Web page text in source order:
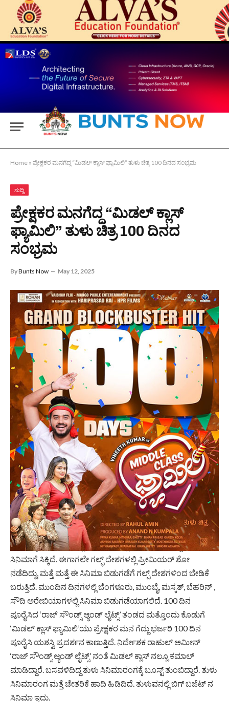
Home » ಪ್ರೇಕ್ಷಕರ ಮನಗೆದ್ದ “ಮಿಡಲ್ ಕ್ಲಾಸ್ ಫ್ಯಾಮಿಲಿ” ತುಳು ಚಿತ್ರ 100 ದಿನದ ಸಂಭ್ರಮ
ಸುದ್ದಿ
ಪ್ರೇಕ್ಷಕರ ಮನಗೆದ್ದ “ಮಿಡಲ್ ಕ್ಲಾಸ್
ಫ್ಯಾಮಿಲಿ” ತುಳು ಚಿತ್ರ 100 ದಿನದ
ಸಂಭ್ರಮ
ByBunts Now May 12, 2025
ರೋಹನ್ ಕಾರ್ಪೊರೇಷನ್ ಅರ್ಪಿಸುವ, ವೈಭವ್ ಫ್ಲಿಕ್ಸ್ ಮತ್ತು ಮ್ಯಾಂಗೋ
ಪಿಕಲ್ ಎಂಟರ್ಟೈನ್ಮೆಂಟ್ ಪ್ರೊಡಕ್ಷನ್, ಎಚ್.ಪಿ.ಆರ್ ಫಿಲ್ಮ್ಸ್ ಹರಿಪ್ರಸಾದ್
ರೈಯವರ ಸಹಯೋಗದಲ್ಲಿ ಆನಂದ್ ಎನ್ ಕುಂಪಲರವರ ನಿರ್ಮಾಣ
ಹಾಗೂ ರಾಹುಲ್ ಅಮೀನ್ ನಿರ್ದೇಶನದಲ್ಲಿ ತಯಾರಾದ ‘ಮಿಡ್ಲ್ ಕ್ಲಾಸ್
ಫ್ಯಾಮಿಲಿ’ ತುಳು ಸಿನಿಮಾ ಕರಾವಳಿ ಜಿಲ್ಲೆಯಲ್ಲಿ ಪ್ರೇಕ್ಷಕರ ಮನಗೆಲ್ಲುವಲ್ಲಿ
ಯಶಸ್ವಿಯಾಗಿದ್ದು ನೂರು ದಿನ ಪೂರೈಸಿದೆ.
ಸಿನಿಮಾಕ್ಕೆ ಬಹುತೇಕ ಎಲ್ಲಾ ಟಾಕೀಸ್ ಗಳಲ್ಲಿ ಅಭೂತಪೂರ್ವ ಸ್ಪಂದನೆ
ಸಿನಿಮಾಗೆ ಸಿಕ್ಕಿದೆ. ಈಗಾಗಲೇ ಗಲ್ಫ್ ದೇಶಗಳಲ್ಲಿ ಪ್ರೀಮಿಯರ್ ಶೋ
ನಡೆದಿದ್ದು, ಮತ್ತೆ ಮತ್ತೆ ಈ ಸಿನಿಮಾ ಬಿಡುಗಡೆಗೆ ಗಲ್ಪ್ ದೇಶಗಳಿಂದ ಬೇಡಿಕೆ
ಬರುತ್ತಿದೆ. ಮುಂದಿನ ದಿನಗಳಲ್ಲಿ ಬೆಂಗಳೂರು, ಮುಂಬೈ, ಮಸ್ಕತ್, ಬೆಹರಿನ್ ,
ಸೌದಿ ಅರೇಬಿಯಾಗಳಲ್ಲಿ ಸಿನಿಮಾ ಬಿಡುಗಡೆಯಾಗಲಿದೆ. 100 ದಿನ
ಪೂರೈಸಿದ ‘ರಾಜ್ ಸೌಂಡ್ಸ್ ಆ್ಯಂಡ್ ಲೈಟ್ಸ್’ ತಂಡದ ಮತ್ತೊಂದು ಕೊಡುಗೆ
‘ಮಿಡಲ್ ಕ್ಲಾಸ್ ಫ್ಯಾಮಿಲಿ’ಯು ಪ್ರೇಕ್ಷಕರ ಮನ ಗೆದ್ದು ಭರ್ಜರಿ 100 ದಿನ
ಪೂರೈಸಿ ಯಶಸ್ವಿ ಪ್ರದರ್ಶನ ಕಾಣುತ್ತಿದೆ. ನಿರ್ದೇಶಕ ರಾಹುಲ್ ಅಮೀನ್
‘ರಾಜ್ ಸೌಂಡ್ಸ್ ಆ್ಯಂಡ್ ಲೈಟ್ಸ್’ ನಂತೆ ಮಿಡಲ್ ಕ್ಲಾಸ್ ನಲ್ಲೂ ಕಮಾಲ್
ಮಾಡಿದ್ದಾರೆ. ಬಸವಳಿದಿದ್ದ ತುಳು ಸಿನಿಮಾರಂಗಕ್ಕೆ ಬೂಸ್ಟ್ ತುಂಬಿದ್ದಾರೆ‌. ತುಳು
ಸಿನಿಮಾರಂಗ ಮತ್ತೆ ಚೇತರಿಕೆ ಹಾದಿ ಹಿಡಿದಿದೆ. ತುಳುವನಲ್ಲಿ ಬಿಗ್ ಬಜೆಟ್ ನ
ಸಿನಿಮಾ ಇದು.